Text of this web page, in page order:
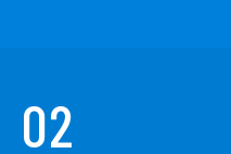
02